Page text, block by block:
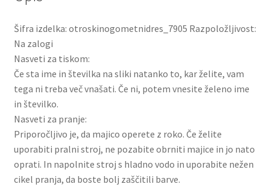
Šifra izdelka: otroskinogometnidres_7905 Razpoložljivost:
Na zalogi
Nasveti za tiskom:
Če sta ime in številka na sliki natanko to, kar želite, vam
tega ni treba več vnašati. Če ni, potem vnesite želeno ime
in številko.
Nasveti za pranje:
Priporočljivo je, da majico operete z roko. Če želite
uporabiti pralni stroj, ne pozabite obrniti majice in jo nato
oprati. In napolnite stroj s hladno vodo in uporabite nežen
cikel pranja, da boste bolj zaščitili barve.